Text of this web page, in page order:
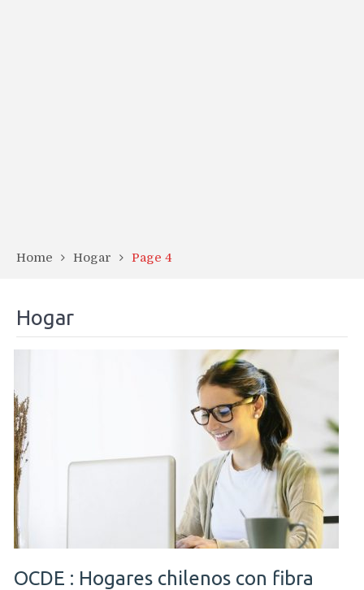
Home Hogar Page 4
Hogar
OCDE : Hogares chilenos con fibra